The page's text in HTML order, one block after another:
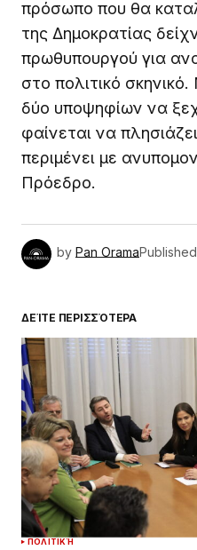
πρόσωπο που θα
της Δημοκρατίας
πρωθυπουργού για
στο πολιτικό
δύο υποψηφίων να
φαίνεται να
περιμένει με
Πρόεδρο.
by Pan OramaPublished
ΔΕΊΤΕ ΠΕΡΙΣΣΌΤΕΡΑ
ΠΟΛΙΤΙΚΉ